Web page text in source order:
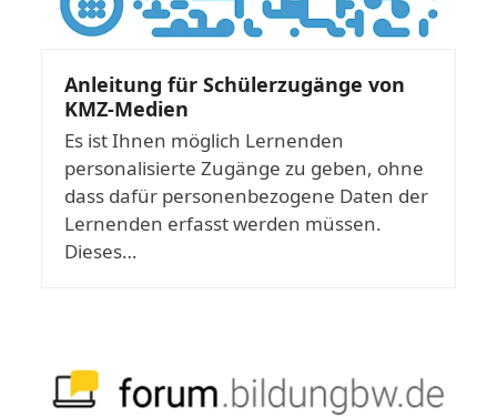
Anleitung für Schülerzugänge von
KMZ-Medien
Es ist Ihnen möglich Lernenden
personalisierte Zugänge zu geben, ohne
dass dafür personenbezogene Daten der
Lernenden erfasst werden müssen.
Dieses…